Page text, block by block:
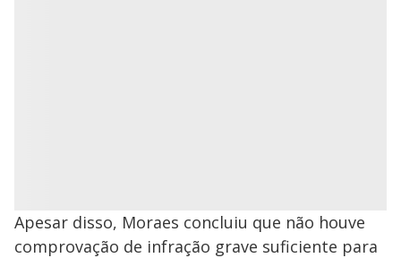
Apesar disso, Moraes concluiu que não houve
comprovação de infração grave suficiente para